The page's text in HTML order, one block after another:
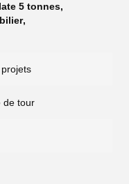
5 tonnes,
,
de tour